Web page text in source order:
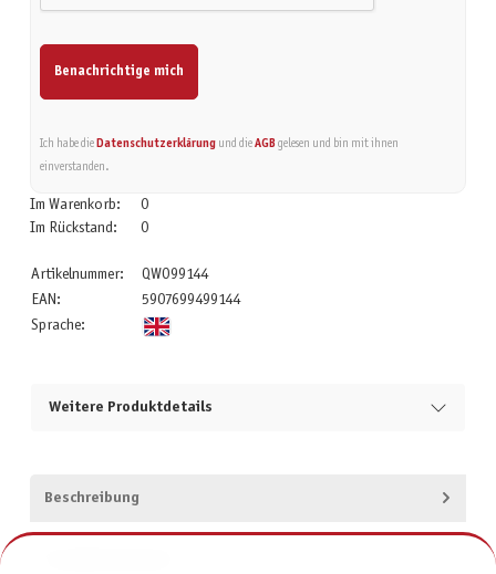
Benachrichtige mich
Ich habe die Datenschutzerklärungund die AGBgelesen und bin mit ihnen
einverstanden.
Im Warenkorb:
0
Im Rückstand:
0
Artikelnummer:
QWO99144
EAN:
5907699499144
Sprache:
Weitere Produktdetails
Beschreibung